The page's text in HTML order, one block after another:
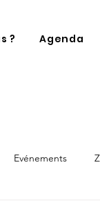
? Agenda
Evénements